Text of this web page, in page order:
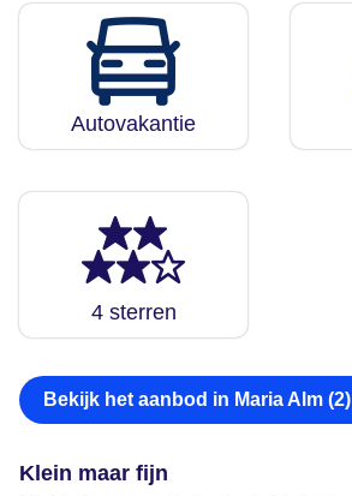
Autovakantie
4 sterren
Bekijk het aanbod in Maria Alm (2)
Klein maar fijn